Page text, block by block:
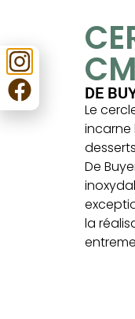
CM
DE
Le
incarne
De
la